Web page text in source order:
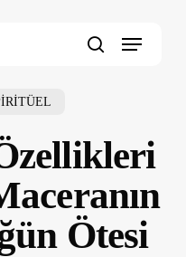
Menu
Ötesi